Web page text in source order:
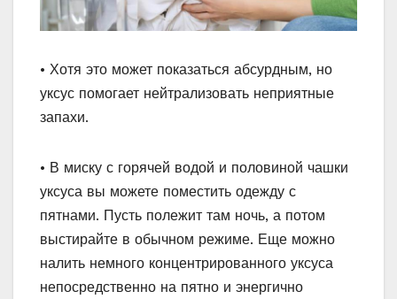
• Хотя это может показаться абсурдным, но
уксус помогает нейтрализовать неприятные
запахи.
• В миску с горячей водой и половиной чашки
уксуса вы можете поместить одежду с
пятнами. Пусть полежит там ночь, а потом
выстирайте в обычном режиме. Еще можно
налить немного концентрированного уксуса
непосредственно на пятно и энергично